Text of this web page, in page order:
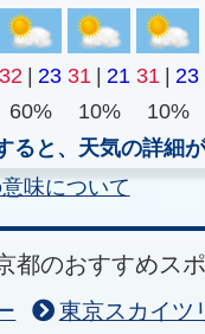
32 23 31 21 31 23
60% 10% 10%
ると、天気の詳細
味について
都のおすすめス
東京スカイツ